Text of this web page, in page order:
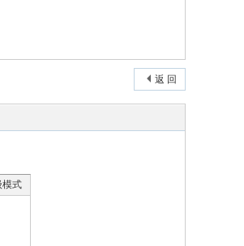
返 回
模式